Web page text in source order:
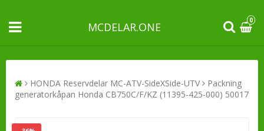
MCDELAR.ONE
0
HONDA Reservdelar MC-ATV-SideXSide-UTV
Packning
generatorkåpan Honda CB750C/F/KZ (11395-425-000) 50017